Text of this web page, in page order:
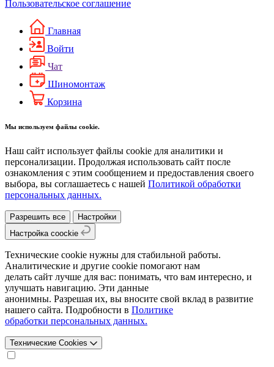
Пользовательское соглашение
Главная
Войти
Чат
Шиномонтаж
Корзина
Мы используем файлы cookie.
Наш сайт использует файлы cookie для аналитики и
персонализации. Продолжая использовать сайт после
ознакомления с этим сообщением и предоставления своего
выбора, вы соглашаетесь с нашей Политикой обработки
персональных данных.
Разрешить все
Настройки
Настройка coockie
Технические cookie нужны для стабильной работы.
Аналитические и другие cookie помогают нам
делать сайт лучше для вас: понимать, что вам интересно, и
улучшать навигацию. Эти данные
анонимны. Разрешая их, вы вносите свой вклад в развитие
нашего сайта. Подробности в Политике
обработки персональных данных.
Технические Cookies